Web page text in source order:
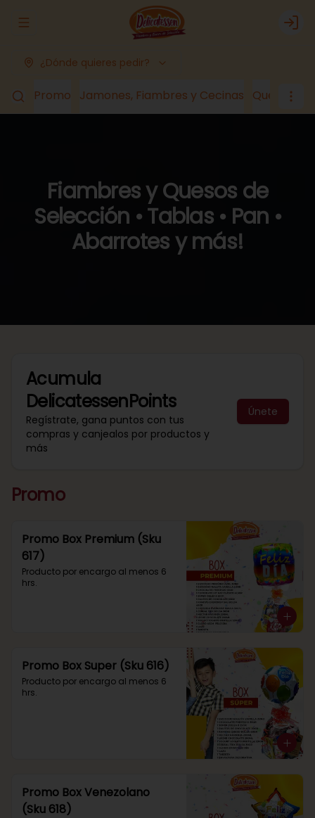
Abrir menu de navegación Login
¿Dónde quieres pedir?
Promo Jamones, Fiambres y Cecinas Quesos
Fiambres y Quesos de
Selección • Tablas • Pan •
Abarrotes y más!
Acumula
DelicatessenPoints
Regístrate, gana puntos con tus
compras y canjealos por productos y
más
Únete
Promo
Promo Box Premium (Sku
617)
Producto por encargo al menos 6
hrs.
Promo Box Super (Sku 616)
Producto por encargo al menos 6
hrs.
Promo Box Venezolano
(Sku 618)